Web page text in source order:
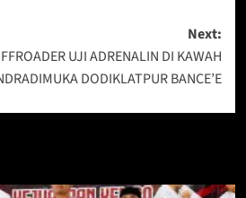
Next:
UJI ADRENALIN DI KAWAH
DODIKLATPUR BANCE’E